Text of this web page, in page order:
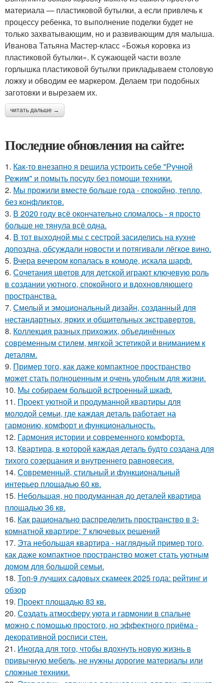
материала — пластиковой бутылки, а если привлечь к
процессу ребенка, то выполнение поделки будет не
только захватывающим, но и развивающим для малыша.
Иванова Татьяна Мастер-класс «Божья коровка из
пластиковой бутылки». К сужающей части возле
горлышка пластиковой бутылки прикладываем столовую
ложку и обводим ее маркером. Делаем три подобных
заготовки и вырезаем их.
читать дальше →
Последние обновления на сайте:
1. Как-то внезапно я решила устроить себе "Ручной
Режим" и помыть посуду без помощи техники.
2. Мы прожили вместе больше года - спокойно, тепло,
без конфликтов.
3. В 2020 году всё окончательно сломалось - я просто
больше не тянула всё одна.
4. В тот выходной мы с сестрой засиделись на кухне
допоздна, обсуждали новости и потягивали лёгкое вино.
5. Вчера вечером копалась в комоде, искала шарф.
6. Сочетания цветов для детской играют ключевую роль
в создании уютного, спокойного и вдохновляющего
пространства.
7. Смелый и эмоциональный дизайн, созданный для
нестандартных, ярких и общительных экстравертов.
8. Коллекция разных прихожих, объединённых
современным стилем, мягкой эстетикой и вниманием к
деталям.
9. Пример того, как даже компактное пространство
может стать полноценным и очень удобным для жизни.
10. Мы собираем большой встроенный шкаф.
11. Проект уютной и продуманной квартиры для
молодой семьи, где каждая деталь работает на
гармонию, комфорт и функциональность.
12. Гармония истории и современного комфорта.
13. Квартира, в которой каждая деталь будто создана для
тихого созерцания и внутреннего равновесия.
14. Современный, стильный и функциональный
интерьер площадью 60 кв.
15. Небольшая, но продуманная до деталей квартира
площадью 36 кв.
16. Как рационально распределить пространство в 3-
комнатной квартире: 7 ключевых решений
17. Эта небольшая квартира - наглядный пример того,
как даже компактное пространство может стать уютным
домом для большой семьи.
18. Топ-9 лучших садовых скамеек 2025 года: рейтинг и
обзор
19. Проект площадью 83 кв.
20. Создать атмосферу уюта и гармонии в спальне
можно с помощью простого, но эффектного приёма -
декоративной росписи стен.
21. Иногда для того, чтобы вдохнуть новую жизнь в
привычную мебель, не нужны дорогие материалы или
сложные техники.